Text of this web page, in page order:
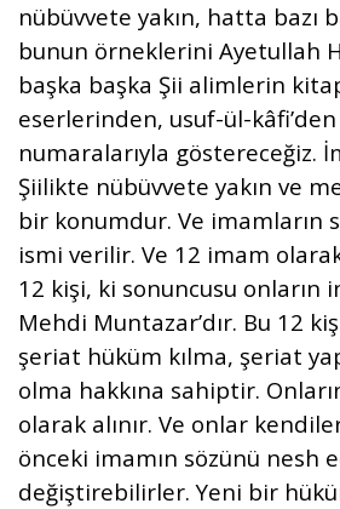
nübüvvete yakın, hatta bazı
bunun örneklerini Ayetullah
başka başka Şii alimlerin
eserlerinden, usuf-ül-kâfi’den
numaralarıyla göstereceğiz.
Şiilikte nübüvvete yakın ve
bir konumdur. Ve imamların
ismi verilir. Ve 12 imam
12 kişi, ki sonuncusu onların
Mehdi Muntazar’dır. Bu 12
şeriat hüküm kılma, şeriat
olma hakkına sahiptir.
olarak alınır. Ve onlar
önceki imamın sözünü nesh
değiştirebilirler. Yeni bir